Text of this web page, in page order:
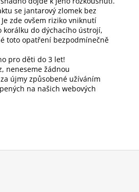
se jantarový zlomek bez
zde ovšem riziko vniknutí
korálku do dýchacího ústrojí,
toto opatření bezpodmínečně
pro děti do 3 let!
neneseme žádnou
újmy způsobené užíváním
na našich webových